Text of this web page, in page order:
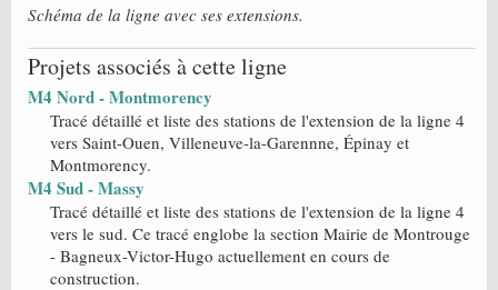
Schéma de la ligne avec ses extensions.
Projets associés à cette ligne
M4 Nord - Montmorency
Tracé détaillé et liste des stations de l'extension de la ligne 4
vers Saint-Ouen, Villeneuve-la-Garennne, Épinay et
Montmorency.
M4 Sud - Massy
Tracé détaillé et liste des stations de l'extension de la ligne 4
vers le sud. Ce tracé englobe la section Mairie de Montrouge
- Bagneux-Victor-Hugo actuellement en cours de
construction.